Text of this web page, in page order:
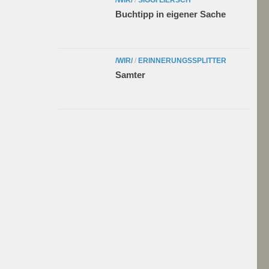
Buchtipp in eigener Sache
/WIR/ / ERINNERUNGSSPLITTER
Samter